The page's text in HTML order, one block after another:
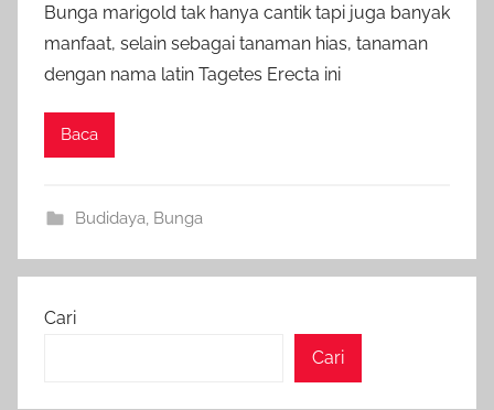
Bunga marigold tak hanya cantik tapi juga banyak
manfaat, selain sebagai tanaman hias, tanaman
dengan nama latin Tagetes Erecta ini
Baca
Budidaya Bunga
Cari
Cari